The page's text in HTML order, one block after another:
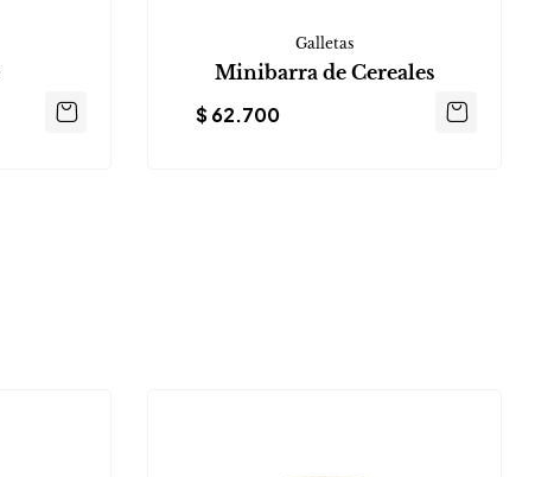
Galletas
Minibarra de Cereales
$62.700